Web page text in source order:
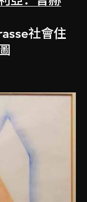
社會住